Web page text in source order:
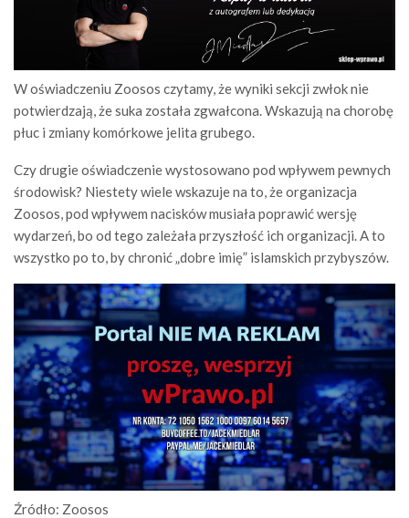
W oświadczeniu Zoosos czytamy, że wyniki sekcji zwłok nie
potwierdzają, że suka została zgwałcona. Wskazują na chorobę
płuc i zmiany komórkowe jelita grubego.
Czy drugie oświadczenie wystosowano pod wpływem pewnych
środowisk? Niestety wiele wskazuje na to, że organizacja
Zoosos, pod wpływem nacisków musiała poprawić wersję
wydarzeń, bo od tego zależała przyszłość ich organizacji. A to
wszystko po to, by chronić „dobre imię” islamskich przybyszów.
Źródło: Zoosos